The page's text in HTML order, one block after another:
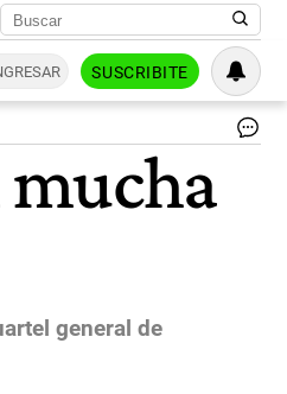
SUSCRIBITE
mucha
general de